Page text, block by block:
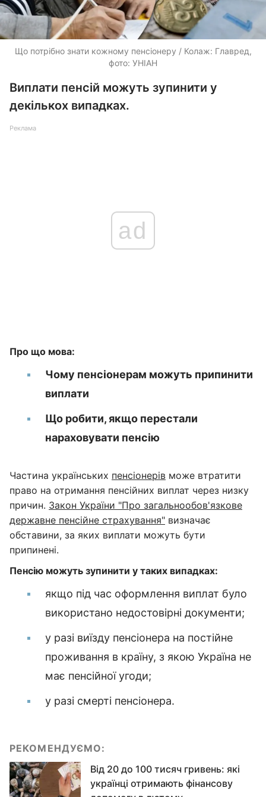
Що потрібно знати кожному пенсіонеру / Колаж: Главред,
фото: УНІАН
Виплати пенсій можуть зупинити у
декількох випадках.
Реклама
ad
Про що мова:
Чому пенсіонерам можуть припинити
виплати
Що робити, якщо перестали
нараховувати пенсію
Частина українських пенсіонерів може втратити
право на отримання пенсійних виплат через низку
причин. Закон України "Про загальнообов'язкове
державне пенсійне страхування" визначає
обставини, за яких виплати можуть бути
припинені.
Пенсію можуть зупинити у таких випадках:
якщо під час оформлення виплат було
використано недостовірні документи;
у разі виїзду пенсіонера на постійне
проживання в країну, з якою Україна не
має пенсійної угоди;
у разі смерті пенсіонера.
РЕКОМЕНДУЄМО:
Від 20 до 100 тисяч гривень: які
українці отримають фінансову